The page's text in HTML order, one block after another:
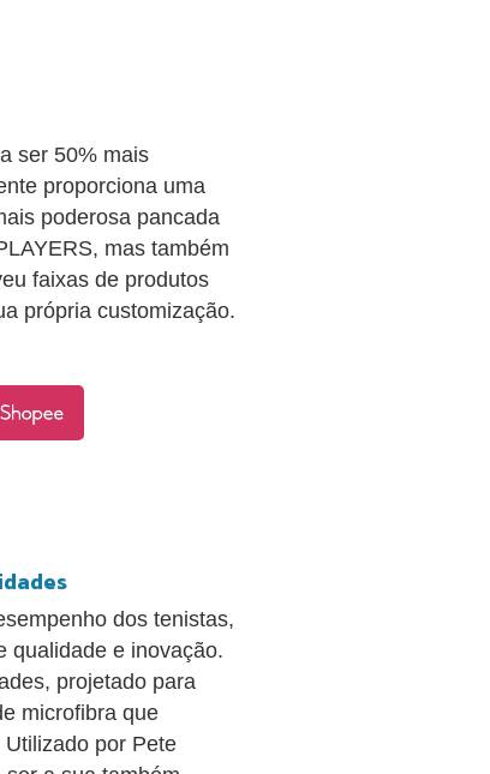
ser 50% mais
proporciona uma
poderosa pancada
mas também
faixas de produtos
própria customização.
dos tenistas,
qualidade e inovação.
projetado para
microfibra que
por Pete